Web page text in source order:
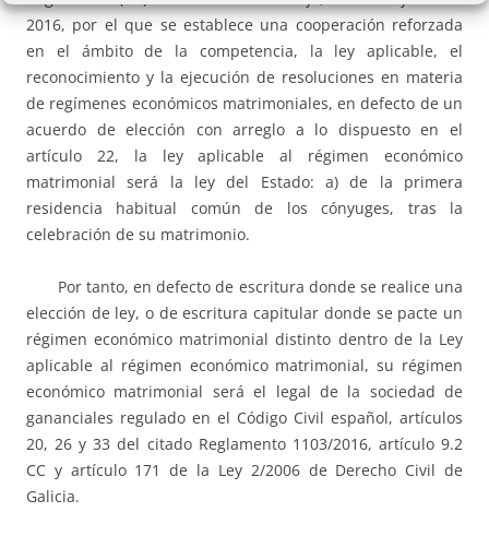
2016, por el que se establece una cooperación reforzada
en el ámbito de la competencia, la ley aplicable, el
reconocimiento y la ejecución de resoluciones en materia
de regímenes económicos matrimoniales, en defecto de un
acuerdo de elección con arreglo a lo dispuesto en el
artículo 22, la ley aplicable al régimen económico
matrimonial será la ley del Estado: a) de la primera
residencia habitual común de los cónyuges, tras la
celebración de su matrimonio.
Por tanto, en defecto de escritura donde se realice una
elección de ley, o de escritura capitular donde se pacte un
régimen económico matrimonial distinto dentro de la Ley
aplicable al régimen económico matrimonial, su régimen
económico matrimonial será el legal de la sociedad de
gananciales regulado en el Código Civil español, artículos
20, 26 y 33 del citado Reglamento 1103/2016, artículo 9.2
CC y artículo 171 de la Ley 2/2006 de Derecho Civil de
Galicia.